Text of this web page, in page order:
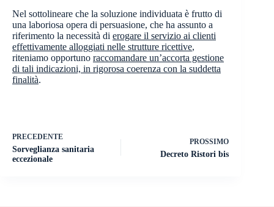
Nel sottolineare che la soluzione individuata è frutto di
una laboriosa opera di persuasione, che ha assunto a
riferimento la necessità di erogare il servizio ai clienti
effettivamente alloggiati nelle strutture ricettive,
riteniamo opportuno raccomandare un’accorta gestione
di tali indicazioni, in rigorosa coerenza con la suddetta
finalità.
PRECEDENTE
Sorveglianza sanitaria
eccezionale
PROSSIMO
Decreto Ristori bis